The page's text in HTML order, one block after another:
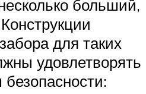
больший,
для таких
удовлетворять